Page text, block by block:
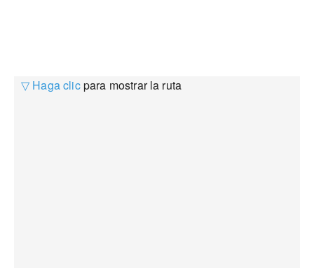
▽ Haga clicpara mostrar la ruta